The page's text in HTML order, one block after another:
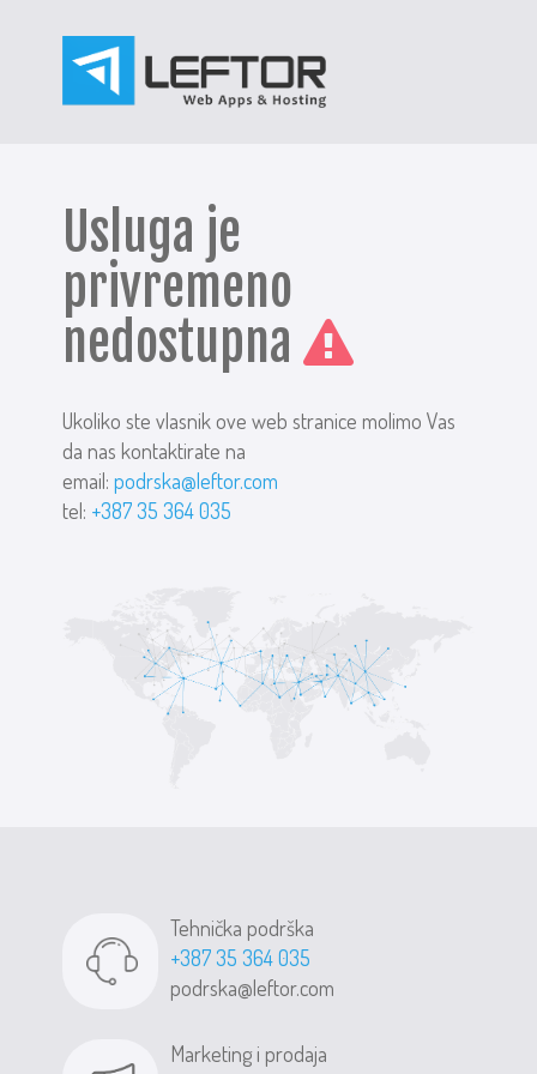
Usluga je
privremeno
nedostupna
Ukoliko ste vlasnik ove web stranice molimo Vas
da nas kontaktirate na
email:podrska@leftor.com
tel: +387 35 364 035
Tehnička podrška
+387 35 364 035
podrska@leftor.com
Marketing i prodaja